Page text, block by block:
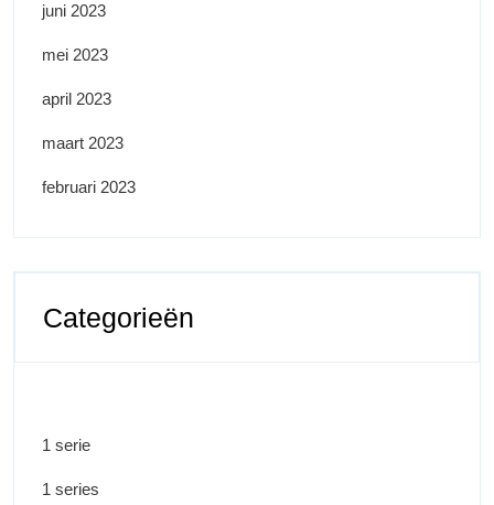
juni 2023
mei 2023
april 2023
maart 2023
februari 2023
Categorieën
1 serie
1 series